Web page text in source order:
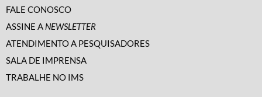
FALE CONOSCO
ASSINE A NEWSLETTER
ATENDIMENTO A PESQUISADORES
SALA DE IMPRENSA
TRABALHE NO IMS